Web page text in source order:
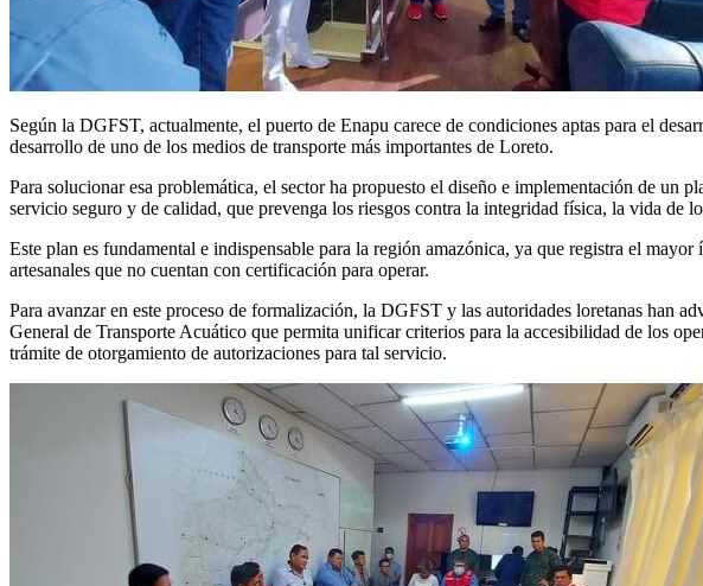
Según la DGFST, actualmente, el puerto de Enapu carece de condiciones aptas para el
desarrollo de uno de los medios de transporte más importantes de Loreto.
Para solucionar esa problemática, el sector ha propuesto el diseño e implementación de
servicio seguro y de calidad, que prevenga los riesgos contra la integridad física, la vida de
Este plan es fundamental e indispensable para la región amazónica, ya que registra el
artesanales que no cuentan con certificación para operar.
Para avanzar en este proceso de formalización, la DGFST y las autoridades loretanas han
General de Transporte Acuático que permita unificar criterios para la accesibilidad de los
trámite de otorgamiento de autorizaciones para tal servicio.